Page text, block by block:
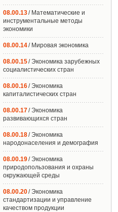
08.00.13/ Математические и
инструментальные методы
экономики
08.00.14/ Мировая экономика
08.00.15/ Экономика зарубежных
социалистических стран
08.00.16/ Экономика
капиталистических стран
08.00.17/ Экономика
развивающихся стран
08.00.18/ Экономика
народонаселения и демография
08.00.19/ Экономика
природопользования и охраны
окружающей среды
08.00.20/ Экономика
стандартизации и управление
качеством продукции